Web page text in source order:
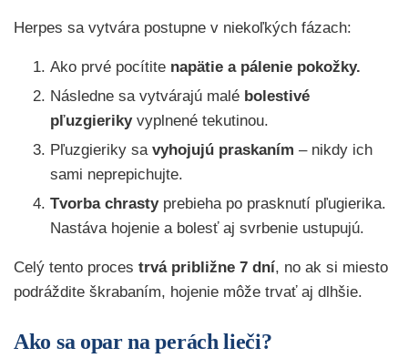
Herpes sa vytvára postupne v niekoľkých fázach:
Ako prvé pocítite napätie a pálenie pokožky.
Následne sa vytvárajú malé bolestivé
pľuzgieriky vyplnené tekutinou.
Pľuzgieriky sa vyhojujú praskaním – nikdy ich
sami neprepichujte.
Tvorba chrastyprebieha po prasknutí pľugierika.
Nastáva hojenie a bolesť aj svrbenie ustupujú.
Celý tento proces trvá približne 7 dní, no ak si miesto
podráždite škrabaním, hojenie môže trvať aj dlhšie.
Ako sa opar na perách lieči?